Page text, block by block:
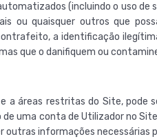
(incluindo o uso
ou quaisquer outros que
a identificação
que o danifiquem ou
a áreas restritas do Site,
uma conta de Utilizador no
informações necessárias